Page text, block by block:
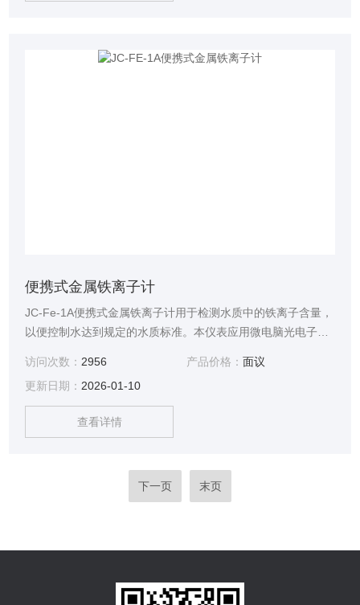
便携式金属铁离子计
JC-Fe-1A便携式金属铁离子计用于检测水质中的铁离子含量，
以便控制水达到规定的水质标准。本仪表应用微电脑光电子比
量分辨率大大提高。
访问次数：2956 产品价格： 面议
更新日期：2026-01-10
查看详情
下一页 末页